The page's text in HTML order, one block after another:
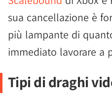
sua cancellazione è
più lampante di
immediato lavorare a
Tipi di draghi